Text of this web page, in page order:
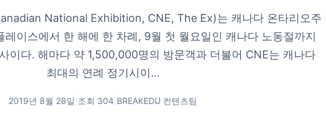
National Exhibition, CNE, The Ex)는 캐나다 온타리오주
레이스에서 한 해에 한 차례, 9월 첫 월요일인 캐나다 노동절까지
이다. 해마다 약 1,500,000명의 방문객과 더불어 CNE는 캐나다
최대의 연례 정기시이...
2019년 8월 28일 조회 304 BREAKEDU 컨텐츠팀